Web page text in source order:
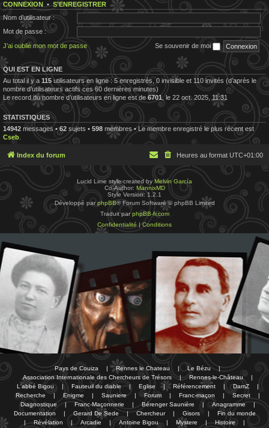
CONNEXION •S’ENREGISTRER
Nom d’utilisateur :
Mot de passe :
J’ai oublié mon mot de passe
Se souvenir de moi
QUI EST EN LIGNE
Au total il y a 115utilisateurs en ligne : 5 enregistrés, 0 invisible et 110 invités (d’après le
nombre d’utilisateurs actifs ces 60 dernières minutes)
Le record du nombre d’utilisateurs en ligne est de6701, le 22 oct. 2025, 11:31
STATISTIQUES
14942 messages •62 sujets • 598 membres • Le membre enregistré le plus récent est
Cseb
Index du forum Heures au format UTC+01:00
Lucid Lime style created by Melvin García
Co-Author: MannixMD
Style Version: 1.2.1
Développé parphpBB® Forum Software © phpBB Limited
Traduit parphpBB-fr.com
Confidentialité |Conditions
Pays de Couiza | Rennes le Chateau | Le Bézu
|
Association Internationale des Chercheurs de Trésors
| Rennes-le-Château
|
L'abbé Bigou
| Fauteuil du diable | Eglise | Référencement | DamZ
|
Recherche
| Enigme | Sauniere | Forum | Franc-maçon | Secret
|
Diagnostique
| Franc-Maçonnerie | Bérenger Saunière | Anagramme
|
Documentation
| Gerard De Sede | Chercheur | Gisors |
Fin du monde
|
Révélation | Arcadie | Antoine Bigou | Mystere | Histoire |